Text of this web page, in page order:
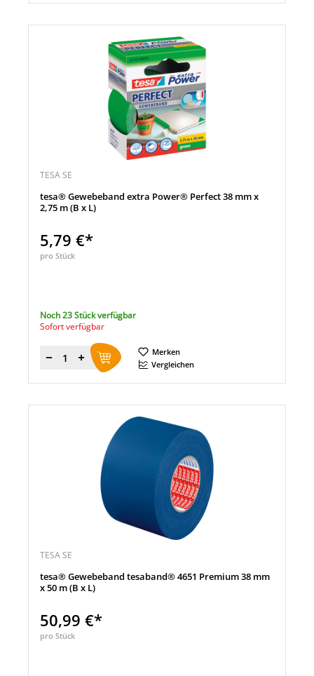
TESA SE
tesa® Gewebeband extra Power® Perfect 38 mm x
2,75 m (B x L)
5,79 €*
pro Stück
Noch 23 Stück verfügbar
Sofort verfügbar
Menge
Merken
Vergleichen
TESA SE
tesa® Gewebeband tesaband® 4651 Premium 38 mm
x 50 m (B x L)
50,99 €*
pro Stück